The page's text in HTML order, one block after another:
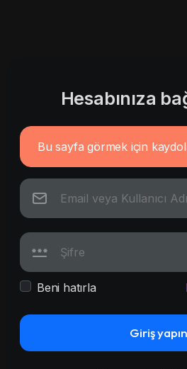
Hesabınıza
Bu sayfa görmek için
Beni hatırla
Giriş yapın